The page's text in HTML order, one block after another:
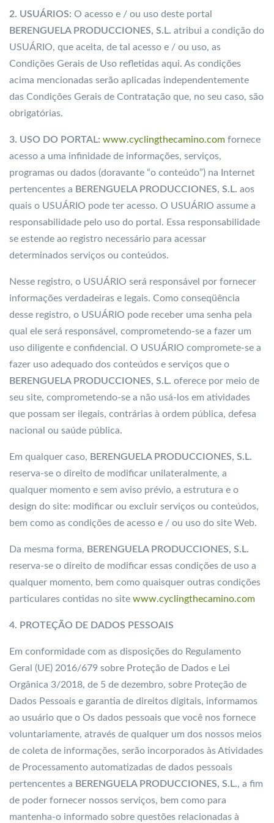
2. USUÁRIOS: O acesso e / ou uso deste portal
BERENGUELA PRODUCCIONES, S.L. atribui a condição do
USUÁRIO, que aceita, de tal acesso e / ou uso, as
Condições Gerais de Uso refletidas aqui. As condições
acima mencionadas serão aplicadas independentemente
das Condições Gerais de Contratação que, no seu caso, são
obrigatórias.
3. USO DO PORTAL: www.cyclingthecamino.com fornece
acesso a uma infinidade de informações, serviços,
programas ou dados (doravante “o conteúdo”) na Internet
pertencentes a BERENGUELA PRODUCCIONES, S.L. aos
quais o USUÁRIO pode ter acesso. O USUÁRIO assume a
responsabilidade pelo uso do portal. Essa responsabilidade
se estende ao registro necessário para acessar
determinados serviços ou conteúdos.
Nesse registro, o USUÁRIO será responsável por fornecer
informações verdadeiras e legais. Como conseqüência
desse registro, o USUÁRIO pode receber uma senha pela
qual ele será responsável, comprometendo-se a fazer um
uso diligente e confidencial. O USUÁRIO compromete-se a
fazer uso adequado dos conteúdos e serviços que o
BERENGUELA PRODUCCIONES, S.L. oferece por meio de
seu site, comprometendo-se a não usá-los em atividades
que possam ser ilegais, contrárias à ordem pública, defesa
nacional ou saúde pública.
Em qualquer caso, BERENGUELA PRODUCCIONES, S.L.
reserva-se o direito de modificar unilateralmente, a
qualquer momento e sem aviso prévio, a estrutura e o
design do site: modificar ou excluir serviços ou conteúdos,
bem como as condições de acesso e / ou uso do site Web.
Da mesma forma, BERENGUELA PRODUCCIONES, S.L.
reserva-se o direito de modificar essas condições de uso a
qualquer momento, bem como quaisquer outras condições
particulares contidas no site www.cyclingthecamino.com
4. PROTEÇÃO DE DADOS PESSOAIS
Em conformidade com as disposições do Regulamento
Geral (UE) 2016/679 sobre Proteção de Dados e Lei
Orgânica 3/2018, de 5 de dezembro, sobre Proteção de
Dados Pessoais e garantia de direitos digitais, informamos
ao usuário que o Os dados pessoais que você nos fornece
voluntariamente, através de qualquer um dos nossos meios
de coleta de informações, serão incorporados às Atividades
de Processamento automatizadas de dados pessoais
pertencentes a BERENGUELA PRODUCCIONES, S.L., a fim
de poder fornecer nossos serviços, bem como para
mantenha-o informado sobre questões relacionadas à